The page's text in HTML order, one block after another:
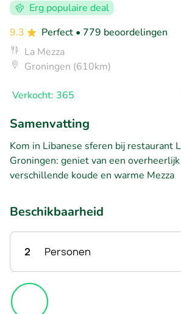
Erg populaire deal
9.3
Perfect • 779 beoordelingen
La Mezza
Groningen (610km)
Verkocht: 365
Samenvatting
Kom in Libanese sferen bij restaurant
Groningen: geniet van een
verschillende koude en warme Mezza
Beschikbaarheid
2 Personen